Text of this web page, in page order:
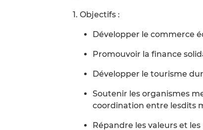
1. Objectifs :
Développer le commerce
Promouvoir la finance
Développer le tourisme
Soutenir les organismes
coordination entre lesdits
Répandre les valeurs et